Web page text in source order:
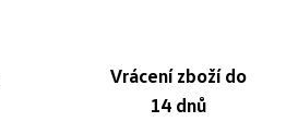
Vrácení zboží do
14 dnů